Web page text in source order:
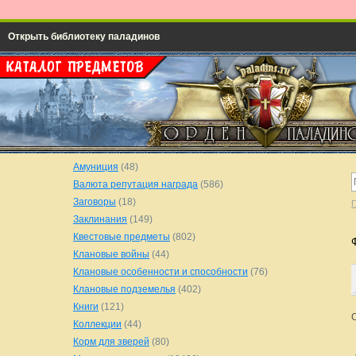
Открыть библиотеку паладинов
Амуниция (48)
Валюта репутация награда (586)
Заговоры (18)
Заклинания (149)
Квестовые предметы (802)
Клановые войны (44)
Клановые особенности и способности (76)
Клановые подземелья (402)
Книги (121)
Коллекции (44)
Корм для зверей (80)